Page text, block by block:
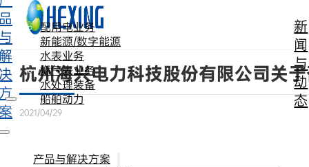
跳转到主要内容 跳转到页脚
配用电业务
新能源/数字能源
水表业务
燃气表业务
水处理装备
船舶动力
新
闻
与
动
态
产品与解决方案
杭州海兴电力科技股份有限公司关
2021/04/29